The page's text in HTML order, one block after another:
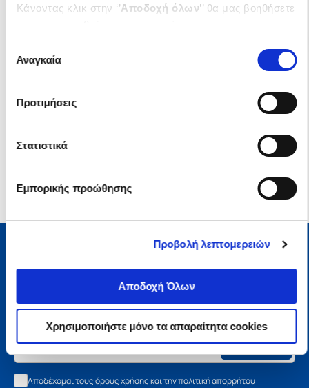
Κάνοντας κλικ στην ‘’Αποδοχή όλων’’ θα μας βοηθήσετε
ενδιαφέρουν και να επιλέξετε από τα παρακάτω με την
΄΄και να ενημερωθείτε σχετικά με
συγκατάθεσης
Αναγκαία
Προτιμήσεις
Στατιστικά
Εμπορικής προώθησης
Προβολή λεπτομερειών
Αποδοχή Όλων
Χρησιμοποιήστε μόνο τα απαραίτητα cookies
Μάθετε τα νέα της Πολιτείας
Εγγραφείτε στο newsletter μας και μάθετε πρώτοι όλα τα
Εγγραφή
Αποδέχομαι τους όρους χρήσης και την πολιτική απορρήτου